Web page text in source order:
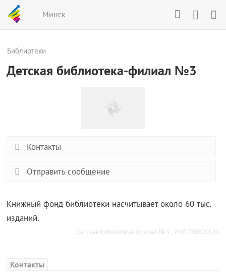
Минск
Библиотеки
Детская библиотека-филиал №3
Контакты
Отправить сообщение
Книжный фонд библиотеки насчитывает около 60 тыс.
изданий.
Детская библиотека-филиал №3 , УНП 790820531
Контакты